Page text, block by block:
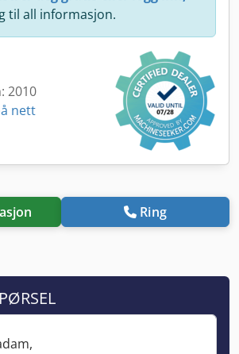
til all informasjon.
2010
nett
Ring